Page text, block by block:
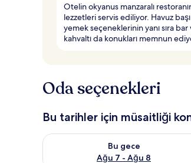
Otelin okyanus manzaralı
lezzetleri servis ediliyor. Havuz
yemek seçeneklerinin yanı sıra bar
kahvaltı da konukları memnun
Oda seçenekleri
Bu tarihler için müsaitliği
Bu gece
Ağu 7 - Ağu 8
Bu gece için müsaitliği kontrol et